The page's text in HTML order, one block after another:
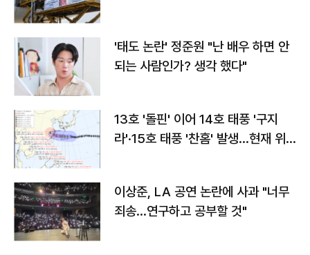
'태도 논란' 정준원 "난 배우 하면 안
되는 사람인가? 생각 했다"
13호 '돌핀' 이어 14호 태풍 '구지
라'·15호 태풍 '찬홈' 발생…현재 위
이상준, LA 공연 논란에 사과 "너무
죄송…연구하고 공부할 것"